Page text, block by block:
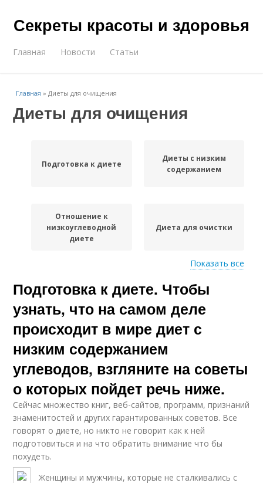
Секреты красоты и здоровья
Главная Новости Статьи
Главная »Диеты для очищения
Диеты для очищения
Подготовка к диете
Диеты с низким
содержанием
Отношение к
низкоуглеводной
диете
Диета для очистки
Диета для очищения Рисовая диета
Диета по возрасту Рисовые диеты
Показать все
Подготовка к диете. Чтобы
узнать, что на самом деле
происходит в мире диет с
низким содержанием
углеводов, взгляните на советы
о которых пойдет речь ниже.
Сейчас множество книг, веб-сайтов, программ, признаний
знаменитостей и других гарантированных советов. Все
говорят о диете, но никто не говорит как к ней
подготовиться и на что обратить внимание что бы
похудеть.
Женщины и мужчины, которые не сталкивались с